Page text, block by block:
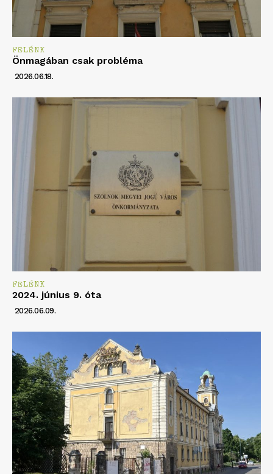
FELÉNK
Önmagában csak probléma
2026.06.18.
FELÉNK
2024. június 9. óta
2026.06.09.